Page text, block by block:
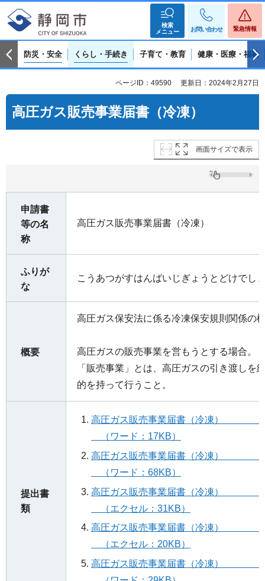
検索
メニュー
お問い合わせ 緊急情報
防災・安全 くらし・手続き 子育て・教育 健康・医療・福祉
ページID：49590 更新日：2024年2月27日
高圧ガス販売事業届書（冷凍）
画面サイズで表示
申請書
等の名
称
高圧ガス販売事業届書（冷凍）
ふりが
な
こうあつがすはんばいじぎょうとどけでし
概要
高圧ガス保安法に係る冷凍保安規則関係の
高圧ガスの販売事業を営もうとする場合。
「販売事業」とは、高圧ガスの引き渡しを
的を持って行うこと。
提出書
類
高圧ガス販売事業
（ワード：17KB）
高圧ガス販売事業
（ワード：68KB）
高圧ガス販売事業
（エクセル：31KB）
高圧ガス販売事業
（エクセル：20KB）
高圧ガス販売事業